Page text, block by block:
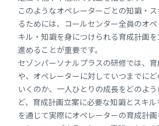
このようなオペレーターごとの知識・
るためには、コールセンター全員のオ
キル・知識を身につけられる育成計画
進めることが重要です。
セゾンパーソナルプラスの研修では、
や、オペレーターに対していつまでに
いくのか、一人ひとりの成長をどのよ
ど、育成計画立案に必要な知識とスキ
を通じて実際にオペレーターの育成計